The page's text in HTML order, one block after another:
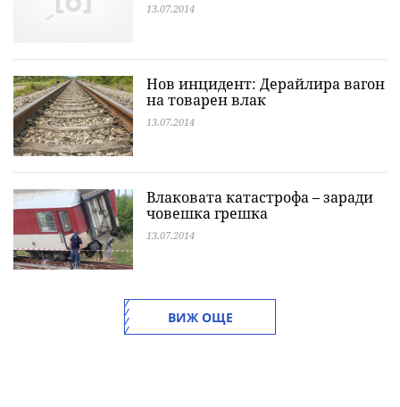
13.07.2014
Нов инцидент: Дерайлира вагон
на товарен влак
13.07.2014
Влаковата катастрофа – заради
човешка грешка
13.07.2014
ВИЖ ОЩЕ